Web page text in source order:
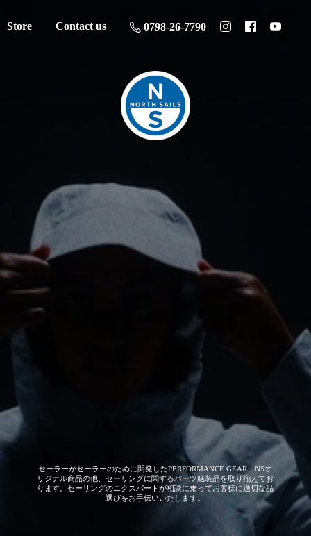
Store Contact us 0798-26-7790
セーラーがセーラーのために開発したPERFORMANCE GEAR、NSオ
リジナル商品の他、セーリングに関するパーツ艤装品を取り揃えてお
ります。セーリングのエクスパートが相談に乗ってお客様に適切な品
選びをお手伝いいたします。